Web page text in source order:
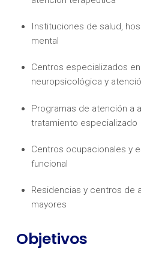
Instituciones de salud,
mental
Centros especializados
neuropsicológica y
Programas de atención a
tratamiento especializado
Centros ocupacionales y
funcional
Residencias y centros de
mayores
Objetivos